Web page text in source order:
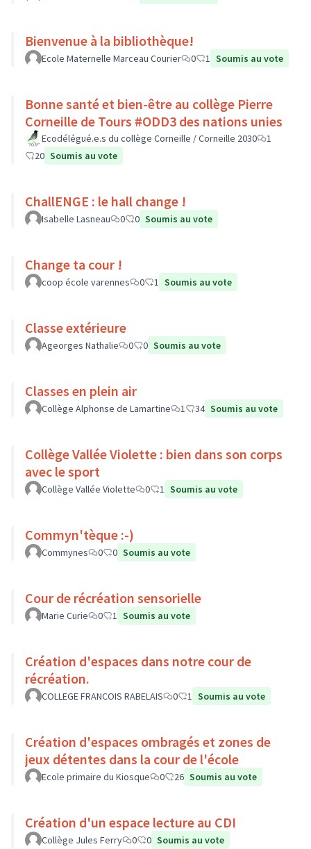
Bienvenue à la bibliothèque!
Ecole Maternelle Marceau Courier 0 1 Soumis au vote
Bonne santé et bien-être au collège Pierre
Corneille de Tours #ODD3 des nations unies
Ecodélégué.e.s du collège Corneille / Corneille 2030
1
20 Soumis au vote
ChallENGE : le hall change !
Isabelle Lasneau 0 0 Soumis au vote
Change ta cour !
coop école varennes 0 1 Soumis au vote
Classe extérieure
Ageorges Nathalie 0 0 Soumis au vote
Classes en plein air
Collège Alphonse de Lamartine 1 34 Soumis au vote
Collège Vallée Violette : bien dans son corps
avec le sport
Collège Vallée Violette 0 1 Soumis au vote
Commyn'tèque :-)
Commynes 0 0 Soumis au vote
Cour de récréation sensorielle
Marie Curie 0 1 Soumis au vote
Création d'espaces dans notre cour de
récréation.
COLLEGE FRANCOIS RABELAIS 0 1 Soumis au vote
Création d'espaces ombragés et zones de
jeux détentes dans la cour de l'école
Ecole primaire du Kiosque 0 26 Soumis au vote
Création d'un espace lecture au CDI
Collège Jules Ferry 0 0 Soumis au vote